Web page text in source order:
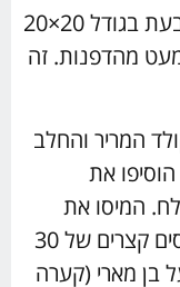
1. הכנת התבנית: רפדו תבנית מרובעת בגודל 20×20
מעט מהדפנות. זה
המריר והחלב
את
המיסו את
התערובת בעדינות במיקרוגל בפולסים קצרים של 30
בן מארי (קערה